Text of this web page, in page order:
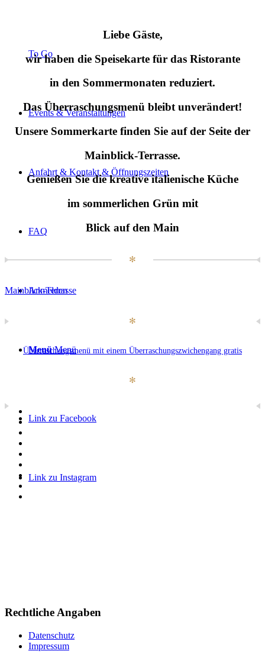
To Go
Events & Veranstaltungen
Anfahrt & Kontakt & Öffnungszeiten
FAQ
Anmelden
Menü Menü
Link zu Facebook
Link zu Instagram
Liebe Gäste,
wir haben die Speisekarte für das Ristorante
in den Sommermonaten reduziert.
Das Überraschungsmenü bleibt unverändert!
Unsere Sommerkarte finden Sie auf der Seite der
Mainblick-Terrasse.
Genießen Sie die kreative italienische Küche
im sommerlichen Grün mit
Blick auf den Main
✻
Mainblick-Terrasse
✻
Überraschungsmenü mit einem Überraschungszwichengang gratis
✻
Rechtliche Angaben
Datenschutz
Impressum